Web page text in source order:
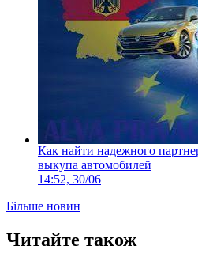
Как найти надежного
выкупа автомобилей
14:52, 30/06
Більше новин
Читайте також